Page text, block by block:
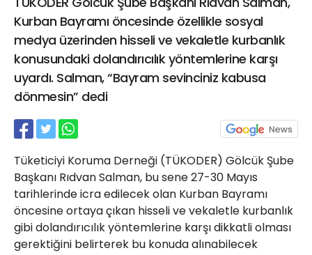
Kurban Bayramı öncesinde özellikle sosyal
medya üzerinden hisseli ve vekaletle kurbanlık
konusundaki dolandırıcılık yöntemlerine karşı
uyardı. Salman, “Bayram sevinciniz kabusa
dönmesin” dedi
Tüketiciyi Koruma Derneği (TÜKODER) Gölcük Şube
Başkanı Rıdvan Salman, bu sene 27-30 Mayıs
tarihlerinde icra edilecek olan Kurban Bayramı
öncesine ortaya çıkan hisseli ve vekaletle kurbanlık
gibi dolandırıcılık yöntemlerine karşı dikkatli olması
gerektiğini belirterek bu konuda alınabilecek
21 Gölcük
02624132333
haber@golcukpostasi.com